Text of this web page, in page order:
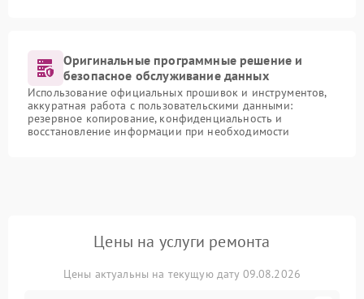
Оригинальные программные решение и
безопасное обслуживание данных
Использование официальных прошивок и инструментов,
аккуратная работа с пользовательскими данными:
резервное копирование, конфиденциальность и
восстановление информации при необходимости
Цены на услуги ремонта
Цены актуальны на текущую дату 09.08.2026